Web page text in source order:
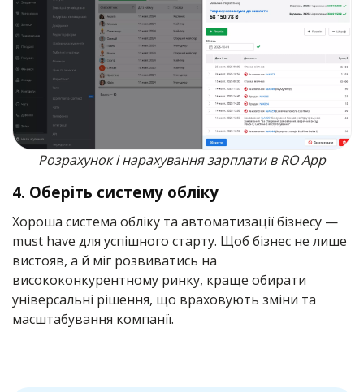
Розрахунок і нарахування зарплати в RO App
4. Оберіть систему обліку
Хороша система обліку та автоматизації бізнесу —
must have для успішного старту. Щоб бізнес не лише
вистояв, а й міг розвиватись на
висококонкурентному ринку, краще обирати
універсальні рішення, що враховують зміни та
масштабування компанії.